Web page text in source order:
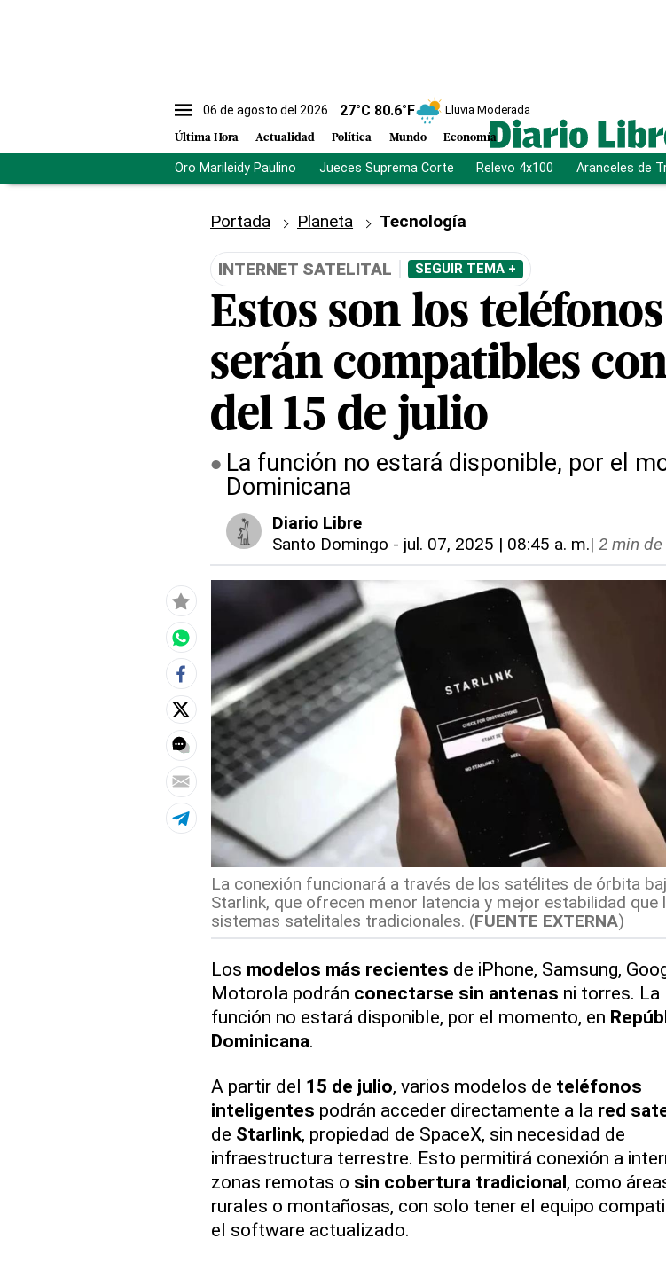
06 de agosto del 2026 27°C 80.6°F Lluvia Moderada
Última Hora Actualidad Política Mundo Economía
Oro Marileidy Paulino Jueces Suprema Corte Relevo 4x100 Aranceles de
Portada Planeta Tecnología
INTERNET SATELITAL SEGUIR TEMA +
Estos son los
serán compatibles
del 15 de julio
La función no estará disponible, por el
Dominicana
Diario Libre
Santo Domingo - jul. 07, 2025 | 08:45 a. m.| 2 min
La conexión funcionará a través de los satélites de órbita
Starlink, que ofrecen menor latencia y mejor estabilidad que
sistemas satelitales tradicionales. (FUENTE EXTERNA)
Los modelos más recientes de iPhone, Samsung,
Motorola podrán conectarse sin antenas ni torres. La
función no estará disponible, por el momento, en
Dominicana.
A partir del 15 de julio, varios modelos de teléfonos
inteligentes podrán acceder directamente a la red
de Starlink, propiedad de SpaceX, sin necesidad de
infraestructura terrestre. Esto permitirá conexión a
zonas remotas o sin cobertura tradicional, como
rurales o montañosas, con solo tener el equipo
el software actualizado.